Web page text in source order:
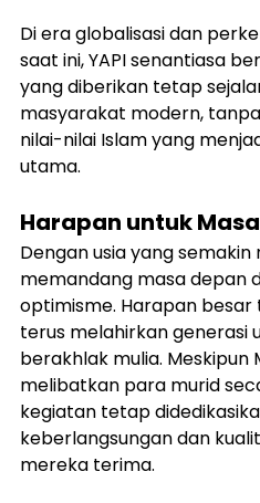
Di era globalisasi dan
saat ini, YAPI senantiasa
yang diberikan tetap
masyarakat modern,
nilai-nilai Islam yang
utama.
Harapan untuk
Dengan usia yang semakin
memandang masa depan
optimisme. Harapan besar
terus melahirkan generasi
berakhlak mulia. Meskipun
melibatkan para murid
kegiatan tetap
keberlangsungan dan
mereka terima.